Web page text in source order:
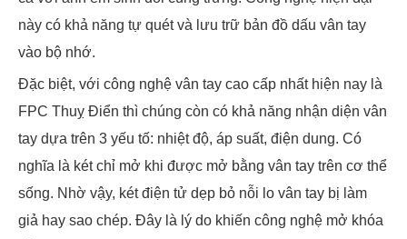
này có khả năng tự quét và lưu trữ bản đồ dấu vân tay
vào bộ nhớ.
Đặc biệt, với công nghệ vân tay cao cấp nhất hiện nay là
FPC Thuỵ Điển thì chúng còn có khả năng nhận diện vân
tay dựa trên 3 yếu tố: nhiệt độ, áp suất, điện dung. Có
nghĩa là két chỉ mở khi được mở bằng vân tay trên cơ thể
sống. Nhờ vậy, két điện tử dẹp bỏ nỗi lo vân tay bị làm
giả hay sao chép. Đây là lý do khiến công nghệ mở khóa